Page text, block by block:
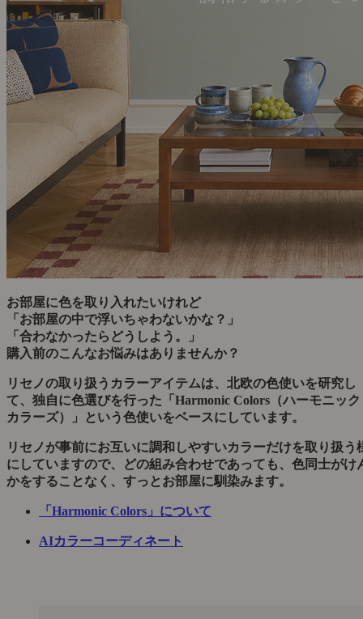
お部屋に色を取り入れたいけれど
「お部屋の中で浮いちゃわないかな？」
「合わなかったらどうしよう。」
購入前のこんなお悩みはありませんか？
リセノの取り扱うカラーアイテムは、北欧の色使いを研究し
て、独自に色選びを行った「Harmonic Colors（ハーモニック
カラーズ）」という色使いをベースにしています。
リセノが事前にお互いに調和しやすいカラーだけを取り扱う
にしていますので、どの組み合わせであっても、色同士がけ
かをすることなく、すっとお部屋に馴染みます。
「Harmonic Colors」について
AIカラーコーディネート